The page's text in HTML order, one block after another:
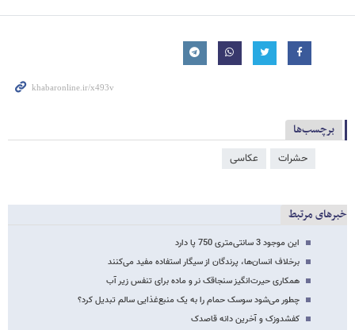
برچسب‌ها
حشرات عکاسی
خبرهای مرتبط
این موجود 3 سانتی‌متری 750 پا دارد
برخلاف انسان‌ها، پرندگان از سیگار استفاده مفید می‌کنند
همکاری حیرت‌انگیز سنجاقک نر و ماده برای تنفس زیر آب
چطور می‌شود سوسک حمام را به یک منبع‌غذایی سالم تبدیل کرد؟
کفشدوزک و آخرین دانه قاصدک